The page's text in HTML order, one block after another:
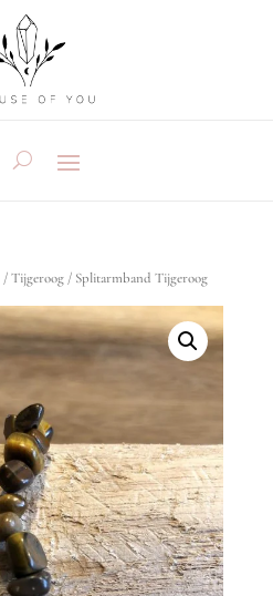
/Tijgeroog/ Splitarmband Tijgeroog